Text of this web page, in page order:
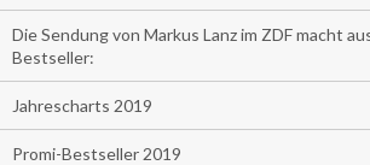
Die Sendung von Markus Lanz im ZDF macht
Bestseller:
Jahrescharts 2019
Promi-Bestseller 2019